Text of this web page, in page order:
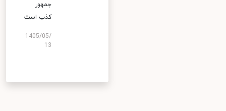
جمهور
کذب است
1405/05/
13